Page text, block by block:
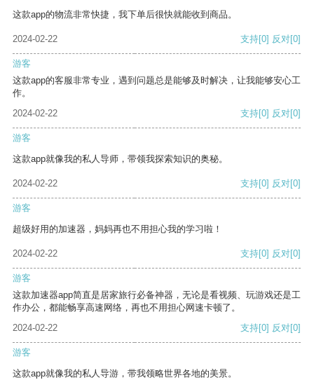
这款app的物流非常快捷，我下单后很快就能收到商品。
2024-02-22 支持[0] 反对[0]
游客
这款app的客服非常专业，遇到问题总是能够及时解决，让我能够安心工
作。
2024-02-22
支持[0] 反对[0]
游客
这款app就像我的私人导师，带领我探索知识的奥秘。
2024-02-22 支持[0] 反对[0]
游客
超级好用的加速器，妈妈再也不用担心我的学习啦！
2024-02-22 支持[0] 反对[0]
游客
这款加速器app简直是居家旅行必备神器，无论是看视频、玩游戏还是工
作办公，都能畅享高速网络，再也不用担心网速卡顿了。
2024-02-22
支持[0] 反对[0]
游客
这款app就像我的私人导游，带我领略世界各地的美景。